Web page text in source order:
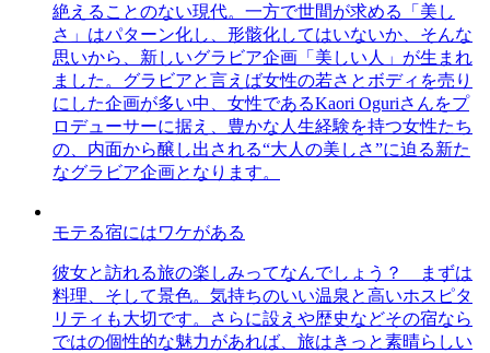
絶えることのない現代。一方で世間が求める「美し
さ」はパターン化し、形骸化してはいないか、そんな
思いから、新しいグラビア企画「美しい人」が生まれ
ました。グラビアと言えば女性の若さとボディを売り
にした企画が多い中、女性であるKaori Oguriさんをプ
ロデューサーに据え、豊かな人生経験を持つ女性たち
の、内面から醸し出される“大人の美しさ”に迫る新た
なグラビア企画となります。
モテる宿にはワケがある
彼女と訪れる旅の楽しみってなんでしょう？ まずは
料理、そして景色。気持ちのいい温泉と高いホスピタ
リティも大切です。さらに設えや歴史などその宿なら
ではの個性的な魅力があれば、旅はきっと素晴らしい